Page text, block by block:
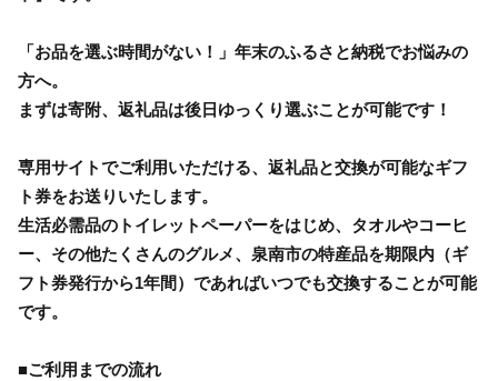
「お品を選ぶ時間がない！」年末のふるさと納税でお悩みの
方へ。
まずは寄附、返礼品は後日ゆっくり選ぶことが可能です！
専用サイトでご利用いただける、返礼品と交換が可能なギフ
ト券をお送りいたします。
生活必需品のトイレットペーパーをはじめ、タオルやコーヒ
ー、その他たくさんのグルメ、泉南市の特産品を期限内（ギ
フト券発行から1年間）であればいつでも交換することが可能
です。
■ご利用までの流れ